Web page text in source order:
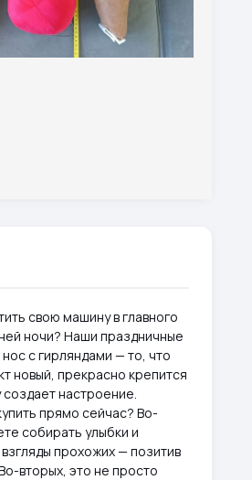
свою машину в главного
ночи? Наши праздничные
с гирляндами — то, что
новый, прекрасно крепится
создает настроение.
прямо сейчас? Во-
собирать улыбки и
прохожих — позитив
вторых, это не просто